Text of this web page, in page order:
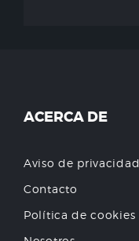
ACERCA DE
Aviso de privacidad
Contacto
Política de cookies